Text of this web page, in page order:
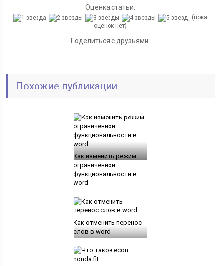
Оценка статьи:
(пока
оценок нет)
Поделиться с друзьями:
Похожие публикации
Как изменить режим
ограниченной
функциональности в
word
Как отменить перенос
слов в word